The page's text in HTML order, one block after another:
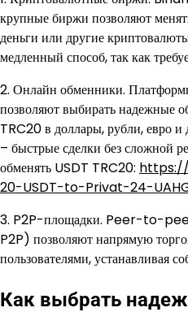
крупные биржи позволяют
деньги или другие
медленный способ, так как
2. Онлайн обменники.
позволяют выбирать надежные
TRC20 в доллары, рубли, евро
– быстрые сделки без сложной
обменять USDT TRC20:
20-USDT-to-Privat-24-
3. P2P-площадки. Peer-to-
P2P) позволяют напрямую
пользователями, устанавливая
Как выбрать